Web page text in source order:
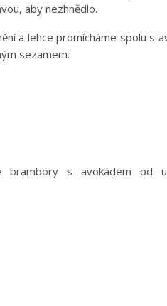
aby nezhnědlo.
a lehce promícháme spolu s
sezamem.
brambory s avokádem od